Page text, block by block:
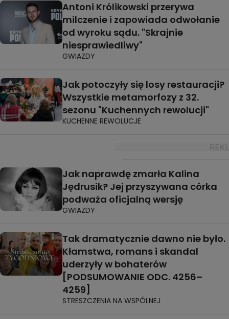
Antoni Królikowski przerywa
milczenie i zapowiada odwołanie
od wyroku sądu. "Skrajnie
niesprawiedliwy"
GWIAZDY
Jak potoczyły się losy restauracji?
Wszystkie metamorfozy z 32.
sezonu "Kuchennych rewolucji"
KUCHENNE REWOLUCJE
Jak naprawdę zmarła Kalina
Jędrusik? Jej przyszywana córka
podważa oficjalną wersję
GWIAZDY
Tak dramatycznie dawno nie było.
Kłamstwa, romans i skandal
uderzyły w bohaterów
[PODSUMOWANIE ODC. 4256–
4259]
STRESZCZENIA NA WSPÓLNEJ